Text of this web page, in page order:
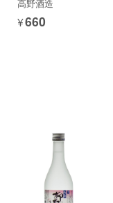
高野酒造
¥660